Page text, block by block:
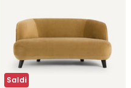
Saldi